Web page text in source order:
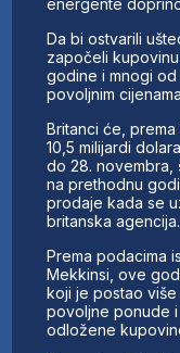
Da bi ostvarili
započeli
godine i mnogi
povoljnim
Britanci će,
10,5 milijardi
do 28. novembra,
na prethodnu
prodaje kada se
britanska agencija.
Prema podacima
Mekkinsi, ove
koji je postao
povoljne ponude
odložene